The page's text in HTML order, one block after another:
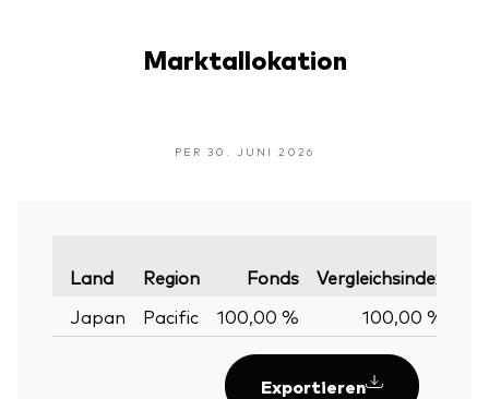
Marktallokation
PER 30. JUNI 2026
Land Region Fonds Vergleichsindex
Japan Pacific 100,00 % 100,00 %
Exportieren